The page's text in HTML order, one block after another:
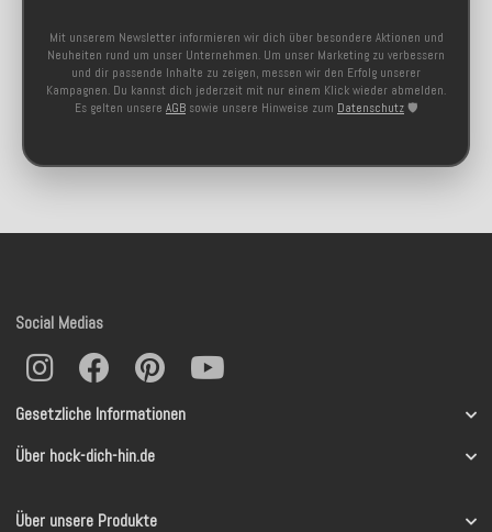
Mit unserem Newsletter informieren wir dich über besondere Aktionen und
Neuheiten rund um unser Unternehmen. Um unser Marketing zu verbessern
und dir passende Inhalte zu zeigen, messen wir den Erfolg unserer
Kampagnen. Du kannst dich jederzeit mit nur einem Klick wieder abmelden.
Es gelten unsere AGB sowie unsere Hinweise zum Datenschutz 🛡️
Gesetzliche Informationen
Über hock-dich-hin.de
Über unsere Produkte
Social Medias